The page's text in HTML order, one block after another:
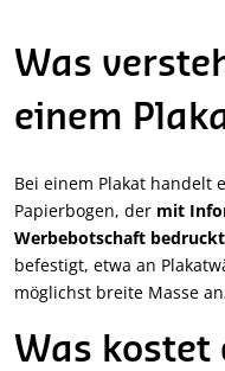
Was
einem
Bei einem Plakat handelt
Papierbogen, der mit
Werbebotschaft bedruckt
befestigt, etwa an
möglichst breite Masse
Was kostet